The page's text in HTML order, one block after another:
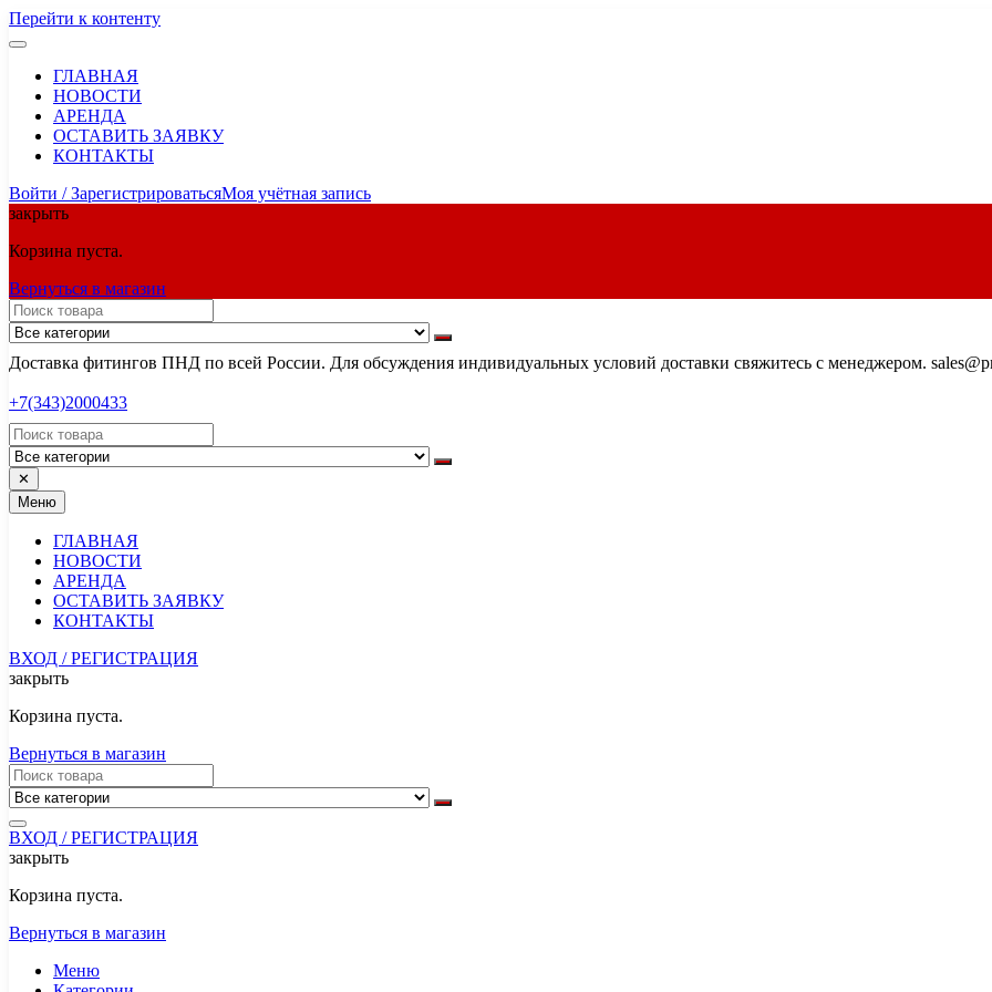
Перейти к контенту
ГЛАВНАЯ
НОВОСТИ
АРЕНДА
ОСТАВИТЬ ЗАЯВКУ
КОНТАКТЫ
Войти / ЗарегистрироватьсяМоя учётная запись
закрыть
Корзина пуста.
Вернуться в магазин
Доставка фитингов ПНД по всей России. Для обсуждения индивидуальных условий доставки свяжитесь с менеджером.
+7(343)2000433
✕
Меню
ГЛАВНАЯ
НОВОСТИ
АРЕНДА
ОСТАВИТЬ ЗАЯВКУ
КОНТАКТЫ
ВХОД / РЕГИСТРАЦИЯ
закрыть
Корзина пуста.
Вернуться в магазин
ВХОД / РЕГИСТРАЦИЯ
закрыть
Корзина пуста.
Вернуться в магазин
Меню